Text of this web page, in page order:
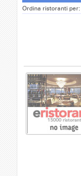
Ordina ristoranti per: